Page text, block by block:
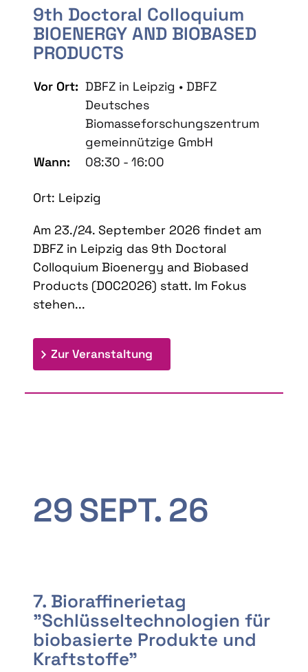
9th Doctoral Colloquium
BIOENERGY AND BIOBASED
PRODUCTS
Vor Ort: DBFZ in Leipzig • DBFZ
Deutsches
Biomasseforschungszentrum
gemeinnützige GmbH
Wann:
08:30 - 16:00
Ort: Leipzig
Am 23./24. September 2026 findet am
DBFZ in Leipzig das 9th Doctoral
Colloquium Bioenergy and Biobased
Products (DOC2026) statt. Im Fokus
stehen...
Zur Veranstaltung
29SEPT. 26
7. Bioraffinerietag
"Schlüsseltechnologien für
biobasierte Produkte und
Kraftstoffe"